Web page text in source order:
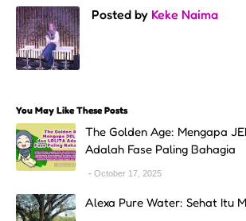
Posted by Keke Naima
You May Like These Posts
The Golden Age: Mengapa
Adalah Fase Paling Bahagia
October 17, 2025
Alexa Pure Water: Sehat Itu